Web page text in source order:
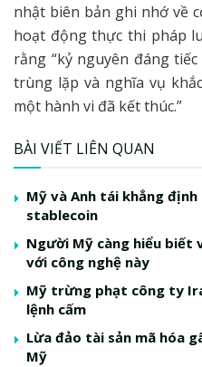
nhật biên bản ghi nhớ về
hoạt động thực thi pháp
rằng “kỷ nguyên đáng
trùng lặp và nghĩa vụ
một hành vi đã kết thúc.”
BÀI VIẾT LIÊN QUAN
Mỹ và Anh tái khẳng
stablecoin
Người Mỹ càng hiểu biết
với công nghệ này
Mỹ trừng phạt công ty
lệnh cấm
Lừa đảo tài sản mã hóa
Mỹ